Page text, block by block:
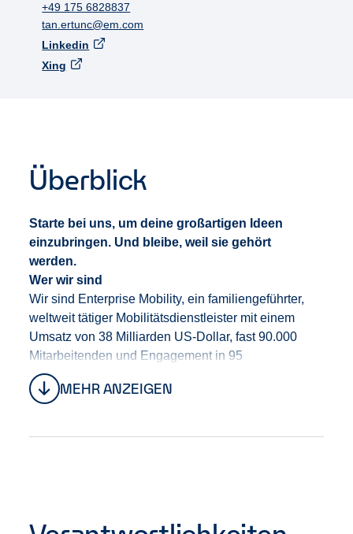
+49 175 6828837
tan.ertunc@em.com
Linkedin
Xing
Überblick
MEHR ANZEIGEN
Starte bei uns, um deine großartigen Ideen
einzubringen. Und bleibe, weil sie gehört
werden.
Wer wir sind
Wir sind Enterprise Mobility,ein familiengeführter,
weltweit tätiger Mobilitätsdienstleister mit einem
Umsatz von 38 Milliarden US-Dollar, fast 90.000
Mitarbeitenden und Engagement in 95
Ländern.
bauen wirdas Unternehmen
Dein Einstieg bei uns